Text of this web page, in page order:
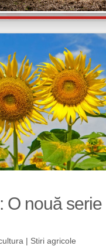
O nouă
| Stiri agricole